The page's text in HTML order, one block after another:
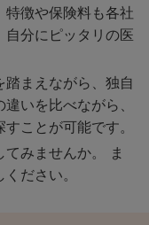
特徴や保険料も各社
自分にピッタリの医
まえながら、独自
いを比べながら、
ことが可能です。
みませんか。 ま
ださい。